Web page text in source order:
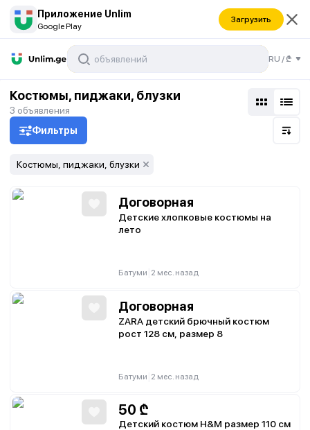
Приложение Unlim
Google Play
Загрузить
RU /₾
Костюмы, пиджаки, блузки
3 объявления
Фильтры
Костюмы, пиджаки, блузки
Договорная
Детские хлопковые костюмы на
лето
Батуми 2 мес. назад
Договорная
ZARA детский брючный костюм
рост 128 см, размер 8
Батуми 2 мес. назад
50 ₾
Детский костюм H&M размер 110 см